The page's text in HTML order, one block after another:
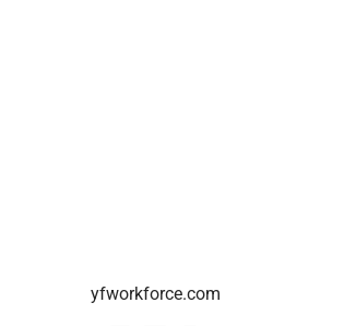
yfworkforce.com